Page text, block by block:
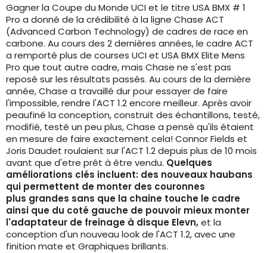
Gagner la Coupe du Monde UCI et le titre USA BMX # 1
Pro a donné de la crédibilité à la ligne Chase ACT
(Advanced Carbon Technology) de cadres de race en
carbone. Au cours des 2 dernières années, le cadre ACT
a remporté plus de courses UCI et USA BMX Elite Mens
Pro que tout autre cadre, mais Chase ne s'est pas
reposé sur les résultats passés. Au cours de la dernière
année, Chase a travaillé dur pour essayer de faire
l'impossible, rendre l'ACT 1.2 encore meilleur. Après avoir
peaufiné la conception, construit des échantillons, testé,
modifié, testé un peu plus, Chase a pensé qu'ils étaient
en mesure de faire exactement cela! Connor Fields et
Joris Daudet roulaient sur l'ACT 1.2 depuis plus de 10 mois
avant que d'etre prêt à être vendu. Quelques
améliorations clés incluent: des nouveaux haubans
qui permettent de monter des couronnes
plus grandes sans que la chaine touche le cadre
ainsi que du coté gauche de pouvoir mieux monter
l'adaptateur de freinage à disque Elevn,et la
conception d'un nouveau look de l'ACT 1.2, avec une
finition mate et Graphiques brillants.